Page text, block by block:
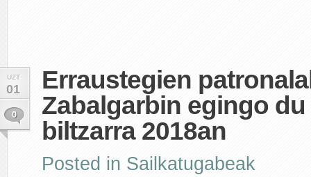
UZT
01
0
Erraustegien
Zabalgarbin egingo
biltzarra 2018an
Posted in Sailkatugabeak